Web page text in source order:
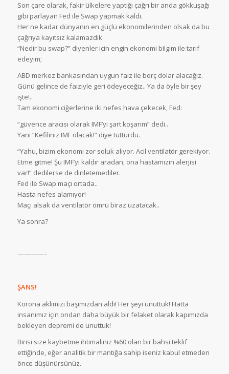
Son çare olarak, fakir ülkelere yaptığı çağrı bir anda gökkuşağı
gibi parlayan Fed ile Swap yapmak kaldı.
Her ne kadar dünyanın en güçlü ekonomilerinden olsak da bu
çağrıya kayıtsız kalamazdık.
“Nedir bu swap?” diyenler için engin ekonomi bilgim ile tarif
edeyim;
ABD merkez bankasından uygun faiz ile borç dolar alacağız.
Günü gelince de faiziyle geri ödeyeceğiz.. Ya da öyle bir şey
işte!..
Tam ekonomi ciğerlerine iki nefes hava çekecek, Fed:
“güvence aracısı olarak IMF’yi şart koşarım” dedi..
Yani “Kefiliniz IMF olacak!” diye tutturdu.
“Yahu, bizim ekonomi zor soluk alıyor. Acil ventilatör gerekiyor.
Etme gitme! Şu IMF’yi kaldır aradan, ona hastamızın alerjisi
var!” dedilerse de dinletemediler.
Fed ile Swap maçı ortada..
Hasta nefes alamıyor!
Maçı alsak da ventilatör ömrü biraz uzatacak..
Ya sonra?
————–
ŞANS!
Korona aklımızı başımızdan aldı! Her şeyi unuttuk! Hatta
insanımız için ondan daha büyük bir felaket olarak kapımızda
bekleyen depremi de unuttuk!
Birisi size kaybetme ihtimaliniz %60 olan bir bahsi teklif
ettiğinde, eğer analitik bir mantığa sahip iseniz kabul etmeden
önce düşünürsünüz.